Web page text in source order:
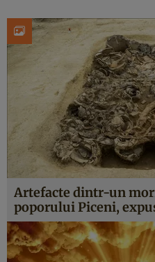
Artefacte dintr-un
poporului Piceni,